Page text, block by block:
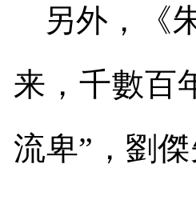
另外，《
来，千數百
流卑”，劉